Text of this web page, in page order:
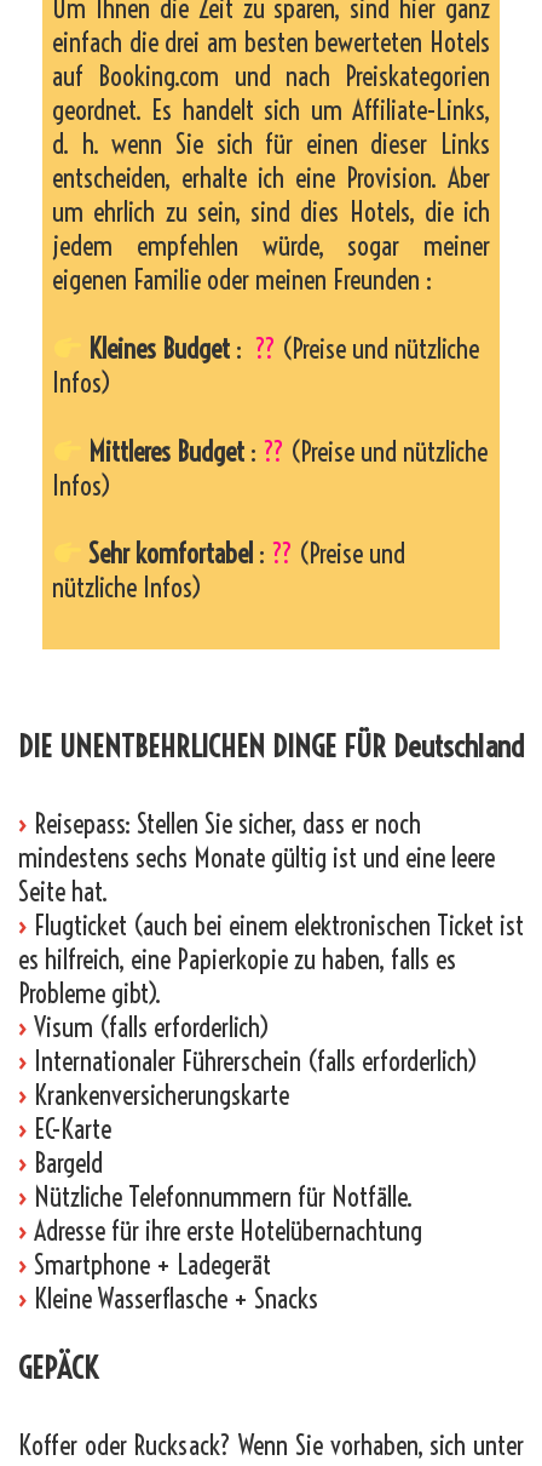
Um Ihnen die Zeit zu sparen, sind hier ganz
einfach die drei am besten bewerteten Hotels
auf Booking.com und nach Preiskategorien
geordnet. Es handelt sich um Affiliate-Links,
d. h. wenn Sie sich für einen dieser Links
entscheiden, erhalte ich eine Provision. Aber
um ehrlich zu sein, sind dies Hotels, die ich
jedem empfehlen würde, sogar meiner
eigenen Familie oder meinen Freunden :
Kleines Budget : ?? (Preise und nützliche
Infos)
Mittleres Budget : ?? (Preise und nützliche
Infos)
Sehr komfortabel : ?? (Preise und
nützliche Infos)
DIE UNENTBEHRLICHEN DINGE FÜR Deutschland
› Reisepass: Stellen Sie sicher, dass er noch
mindestens sechs Monate gültig ist und eine leere
Seite hat.
› Flugticket (auch bei einem elektronischen Ticket ist
es hilfreich, eine Papierkopie zu haben, falls es
Probleme gibt).
› Visum (falls erforderlich)
› Internationaler Führerschein (falls erforderlich)
› Krankenversicherungskarte
› EC-Karte
› Bargeld
› Nützliche Telefonnummern für Notfälle.
› Adresse für ihre erste Hotelübernachtung
› Smartphone + Ladegerät
› Kleine Wasserflasche + Snacks
GEPÄCK
Koffer oder Rucksack? Wenn Sie vorhaben, sich unter